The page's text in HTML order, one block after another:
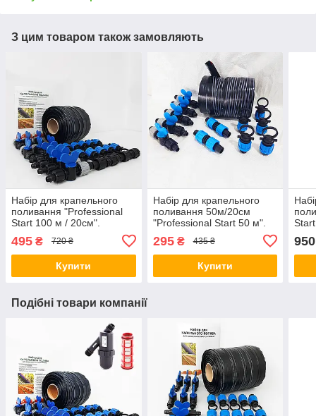
З цим товаром також замовляють
Набір для крапельного
поливання "Professional
Start 100 м / 20см".
стартові крани, заглушки.
495 ₴ 720 ₴
Купити
Набір для крапельного
поливання 50м/20см
"Professional Start 50 м".
стартові крани, заглушки.
295₴ 435 ₴
Купити
950
Подібні товари компанії